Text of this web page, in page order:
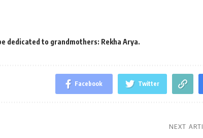
dedicated to grandmothers: Rekha Arya.
Facebook Twitter
NEXT